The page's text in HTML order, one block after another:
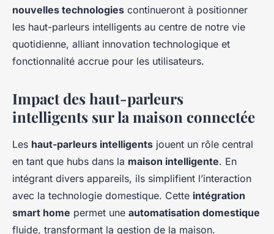
nouvelles technologies continueront à positionner
les haut-parleurs intelligents au centre de notre vie
quotidienne, alliant innovation technologique et
fonctionnalité accrue pour les utilisateurs.
Impact des haut-parleurs
intelligents sur la maison connectée
Les haut-parleurs intelligents jouent un rôle central
en tant que hubs dans la maison intelligente. En
intégrant divers appareils, ils simplifient l’interaction
avec la technologie domestique. Cette intégration
smart home permet une automatisation domestique
fluide, transformant la gestion de la maison.